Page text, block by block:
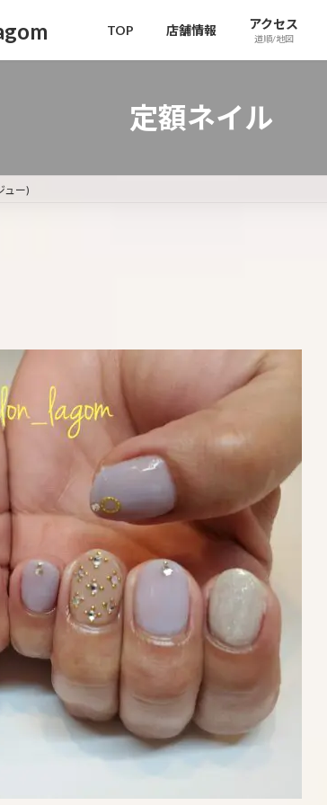
TOP 店舗情報 アクセス
道順/地図
定額ネイル
ュー)